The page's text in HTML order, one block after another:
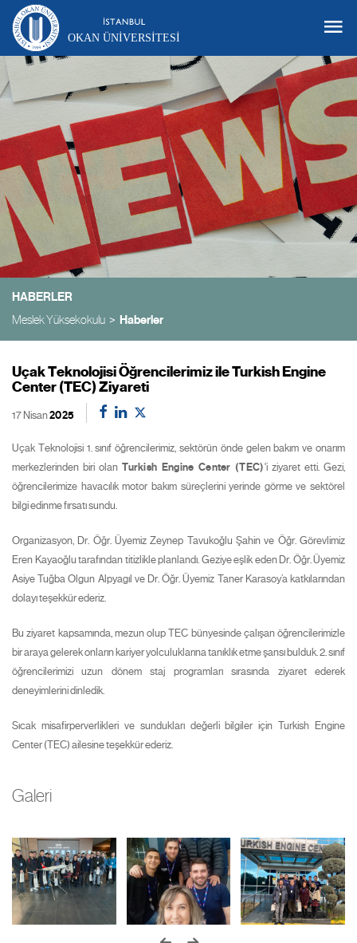
OKAN ÜNIVERSITESI
HABERLER
Meslek Yüksekokulu Haberler
Uçak Teknolojisi Öğrencilerimiz ile Turkish Engine
Center (TEC) Ziyareti
17 Nisan2025
Uçak Teknolojisi 1. sınıf öğrencilerimiz, sektörün önde gelen bakım ve onarım
merkezlerinden biri olanTurkish Engine Center (TEC)'i ziyaret etti. Gezi,
öğrencilerimize havacılık motor bakım süreçlerini yerinde görme ve sektörel
bilgi edinme fırsatı sundu.
Organizasyon, Dr. Öğr. Üyemiz Zeynep Tavukoğlu Şahin ve Öğr. Görevlimiz
Eren Kayaoğlu tarafından titizlikle planlandı. Geziye eşlik eden Dr. Öğr. Üyemiz
Asiye Tuğba Olgun Alpyagıl ve Dr. Öğr. Üyemiz Taner Karasoy’a katkılarından
dolayı teşekkür ederiz.
Bu ziyaret kapsamında, mezun olup TEC bünyesinde çalışan öğrencilerimizle
bir araya gelerek onların kariyer yolculuklarına tanıklık etme şansı bulduk. 2. sınıf
öğrencilerimizi uzun dönem staj programları sırasında ziyaret ederek
deneyimlerini dinledik.
Sıcak misafirperverlikleri ve sundukları değerli bilgiler için Turkish Engine
Center (TEC) ailesine teşekkür ederiz.
Galeri